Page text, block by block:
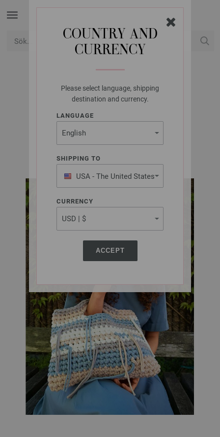
COUNTRY AND
CURRENCY
Please select language, shipping
destination and currency.
LANGUAGE
SHIPPING TO
USA - The United States
of America
CURRENCY
ACCEPT
LANA GROSSA
BAG THE TUBE
Bags No. 1 | Modell 6